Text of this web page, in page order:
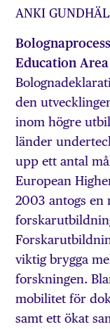
ANKI
Education Area
den
inom högre
länder
upp ett antal
European
2003 antogs
viktig brygga
forskningen.
mobilitet för
samt ett ökat